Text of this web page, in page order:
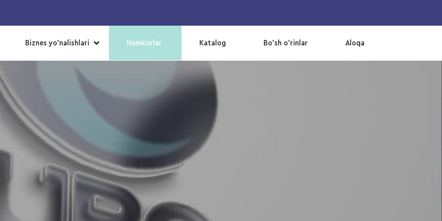
Biznes yo’nalishlari ▼ Hamkorlar Katalog Bo’sh o’rinlar Aloqa